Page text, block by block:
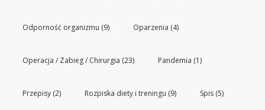
Odporność organizmu (9) Oparzenia (4)
Operacja / Zabieg / Chirurgia (23) Pandemia (1)
Przepisy (2) Rozpiska diety i treningu (9) Spis (5)